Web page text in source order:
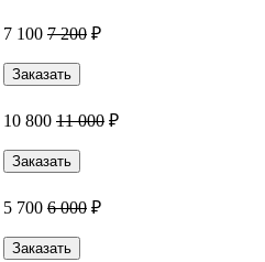
7 100 7 200 ₽
Заказать
10 800 11 000 ₽
Заказать
5 700 6 000 ₽
Заказать